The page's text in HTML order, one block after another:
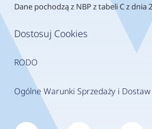
Dostosuj Cookies
RODO
Ogólne Warunki Sprzedaży i Dostaw
Dane pochodzą z NBP z tabeli C z dnia